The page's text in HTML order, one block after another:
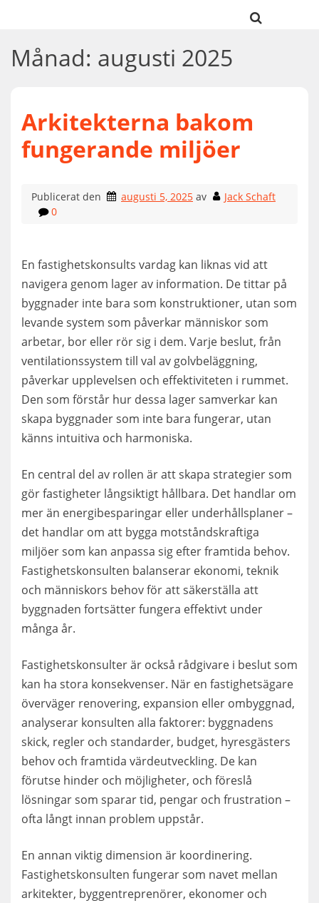
Månad: augusti 2025
Arkitekterna bakom
fungerande miljöer
Publicerat den augusti 5, 2025 av
Jack Schaft
0
En fastighetskonsults vardag kan liknas vid att
navigera genom lager av information. De tittar på
byggnader inte bara som konstruktioner, utan som
levande system som påverkar människor som
arbetar, bor eller rör sig i dem. Varje beslut, från
ventilationssystem till val av golvbeläggning,
påverkar upplevelsen och effektiviteten i rummet.
Den som förstår hur dessa lager samverkar kan
skapa byggnader som inte bara fungerar, utan
känns intuitiva och harmoniska.
En central del av rollen är att skapa strategier som
gör fastigheter långsiktigt hållbara. Det handlar om
mer än energibesparingar eller underhållsplaner –
det handlar om att bygga motståndskraftiga
miljöer som kan anpassa sig efter framtida behov.
Fastighetskonsulten balanserar ekonomi, teknik
och människors behov för att säkerställa att
byggnaden fortsätter fungera effektivt under
många år.
Fastighetskonsulter är också rådgivare i beslut som
kan ha stora konsekvenser. När en fastighetsägare
överväger renovering, expansion eller ombyggnad,
analyserar konsulten alla faktorer: byggnadens
skick, regler och standarder, budget, hyresgästers
behov och framtida värdeutveckling. De kan
förutse hinder och möjligheter, och föreslå
lösningar som sparar tid, pengar och frustration –
ofta långt innan problem uppstår.
En annan viktig dimension är koordinering.
Fastighetskonsulten fungerar som navet mellan
arkitekter, byggentreprenörer, ekonomer och